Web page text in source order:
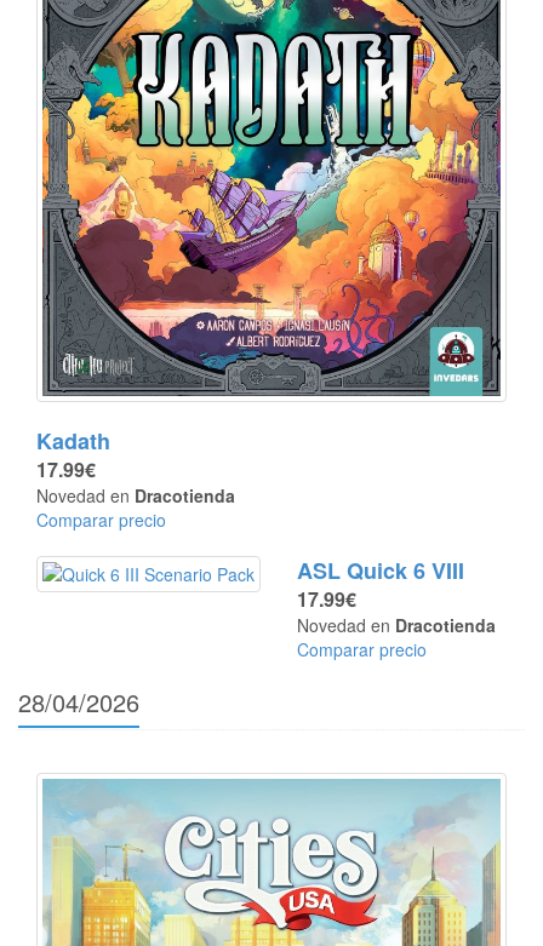
Kadath
17.99€
Novedad en Dracotienda
Comparar precio
ASL Quick 6 VIII
17.99€
Novedad en Dracotienda
Comparar precio
28/04/2026